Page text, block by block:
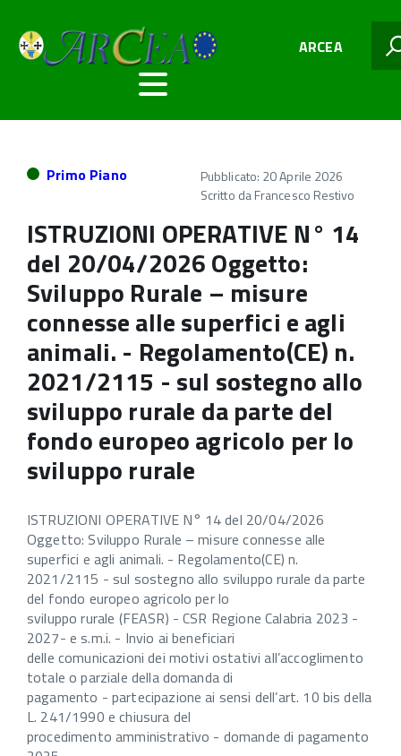
ARCEA
Primo Piano
Pubblicato: 20 Aprile 2026
Scritto daFrancesco Restivo
ISTRUZIONI OPERATIVE N° 14
del 20/04/2026 Oggetto:
Sviluppo Rurale – misure
connesse alle superfici e agli
animali. - Regolamento(CE) n.
2021/2115 - sul sostegno allo
sviluppo rurale da parte del
fondo europeo agricolo per lo
sviluppo rurale
ISTRUZIONI OPERATIVE N° 14 del 20/04/2026
Oggetto: Sviluppo Rurale – misure connesse alle
superfici e agli animali. - Regolamento(CE) n.
2021/2115 - sul sostegno allo sviluppo rurale da parte
del fondo europeo agricolo per lo
sviluppo rurale (FEASR) - CSR Regione Calabria 2023 -
2027- e s.m.i. - Invio ai beneficiari
delle comunicazioni dei motivi ostativi all’accoglimento
totale o parziale della domanda di
pagamento - partecipazione ai sensi dell’art. 10 bis della
L. 241/1990 e chiusura del
procedimento amministrativo - domande di pagamento